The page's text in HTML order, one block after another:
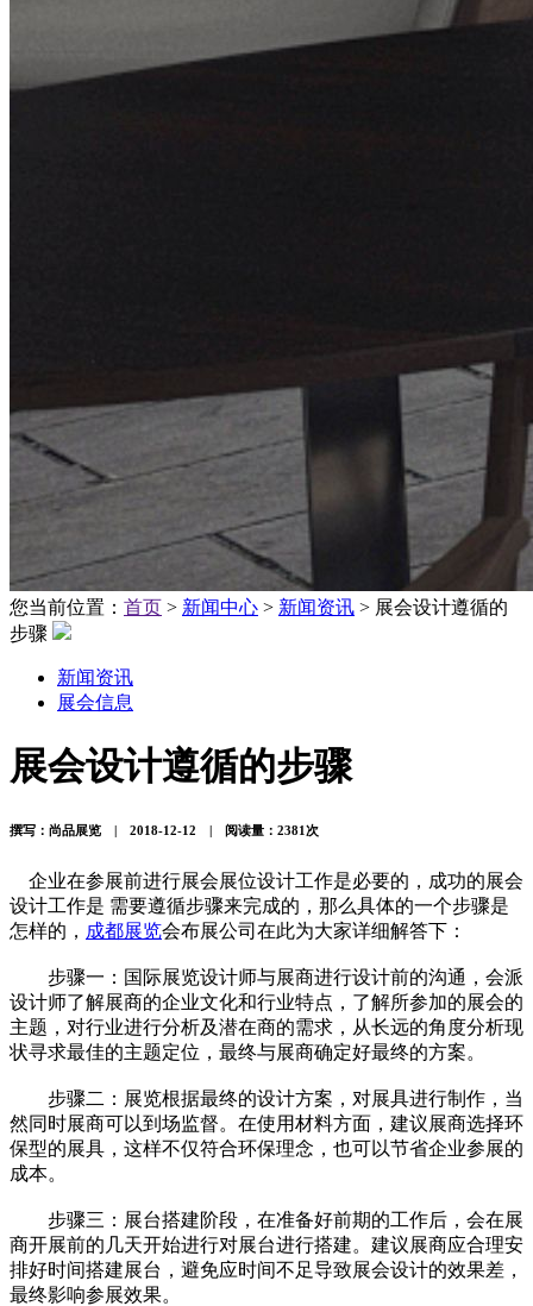
您当前位置： 首页 > 新闻中心 > 新闻资讯 > 展会设计遵循的
步骤
新闻资讯
展会信息
展会设计遵循的步骤
撰写：尚品展览 | 2018-12-12 | 阅读量：2381次
企业在参展前进行展会展位设计工作是必要的，成功的展会
设计工作是 需要遵循步骤来完成的，那么具体的一个步骤是
怎样的， 成都展览会布展公司在此为大家详细解答下：
步骤一：国际展览设计师与展商进行设计前的沟通，会派
设计师了解展商的企业文化和行业特点，了解所参加的展会的
主题，对行业进行分析及潜在商的需求，从长远的角度分析现
状寻求最佳的主题定位，最终与展商确定好最终的方案。
步骤二：展览根据最终的设计方案，对展具进行制作，当
然同时展商可以到场监督。在使用材料方面，建议展商选择环
保型的展具，这样不仅符合环保理念，也可以节省企业参展的
成本。
步骤三：展台搭建阶段，在准备好前期的工作后，会在展
商开展前的几天开始进行对展台进行搭建。建议展商应合理安
排好时间搭建展台，避免应时间不足导致展会设计的效果差，
最终影响参展效果。